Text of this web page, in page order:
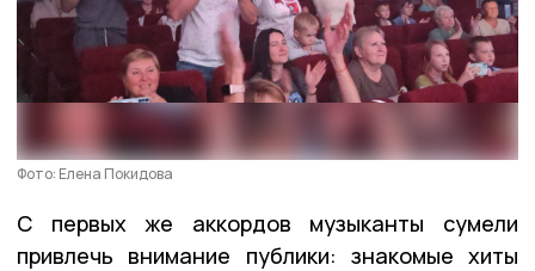
Фото: Елена Покидова
С первых же аккордов музыканты сумели
привлечь внимание публики: знакомые хиты